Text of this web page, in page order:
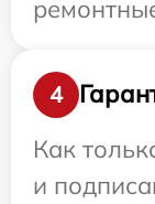
4
Как
и